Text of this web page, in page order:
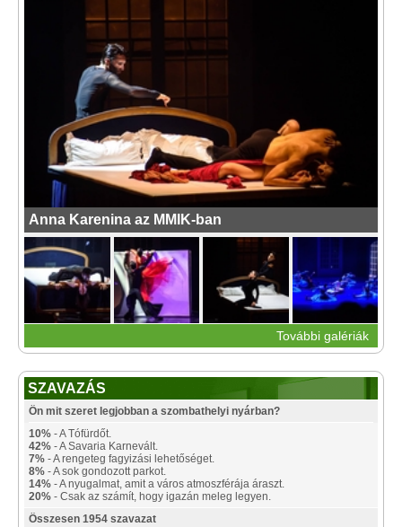
Anna Karenina az MMIK-ban
További galériák
SZAVAZÁS
Ön mit szeret legjobban a szombathelyi nyárban?
10% - A Tófürdőt.
42% - A Savaria Karnevált.
7% - A rengeteg fagyizási lehetőséget.
8% - A sok gondozott parkot.
14% - A nyugalmat, amit a város atmoszférája áraszt.
20% - Csak az számít, hogy igazán meleg legyen.
Összesen 1954 szavazat